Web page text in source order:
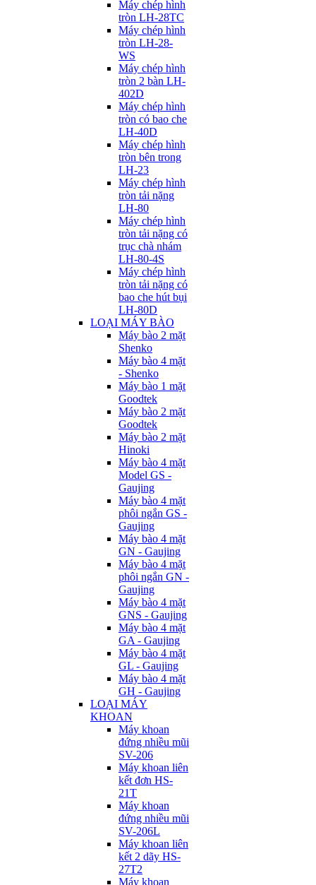
Máy chép hình
tròn LH-28TC
Máy chép hình
tròn LH-28-
WS
Máy chép hình
tròn 2 bàn LH-
402D
Máy chép hình
tròn có bao che
LH-40D
Máy chép hình
tròn bên trong
LH-23
Máy chép hình
tròn tải nặng
LH-80
Máy chép hình
tròn tải nặng có
trục chà nhám
LH-80-4S
Máy chép hình
tròn tải nặng có
bao che hút bụi
LH-80D
LOẠI MÁY BÀO
Máy bào 2 mặt
Shenko
Máy bào 4 mặt
- Shenko
Máy bào 1 mặt
Goodtek
Máy bào 2 mặt
Goodtek
Máy bào 2 mặt
Hinoki
Máy bào 4 mặt
Model GS -
Gaujing
Máy bào 4 mặt
phôi ngắn GS -
Gaujing
Máy bào 4 mặt
GN - Gaujing
Máy bào 4 mặt
phôi ngắn GN -
Gaujing
Máy bào 4 mặt
GNS - Gaujing
Máy bào 4 mặt
GA - Gaujing
Máy bào 4 mặt
GL - Gaujing
Máy bào 4 mặt
GH - Gaujing
LOẠI MÁY
KHOAN
Máy khoan
đứng nhiều mũi
SV-206
Máy khoan liên
kết đơn HS-
21T
Máy khoan
đứng nhiều mũi
SV-206L
Máy khoan liên
kết 2 dãy HS-
27T2
Máy khoan